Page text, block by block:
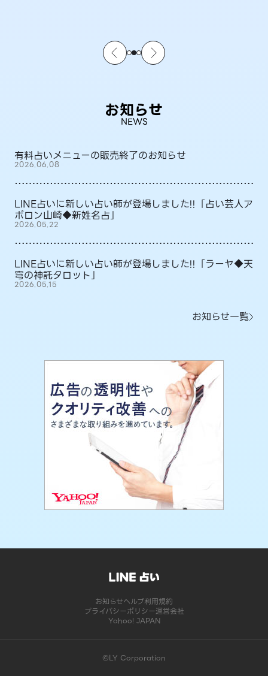
お知らせ
NEWS
有料占いメニューの販売終了のお知らせ
2026.06.08
LINE占いに新しい占い師が登場しました!!「占い芸人ア
ポロン山崎◆新姓名占」
2026.05.22
LINE占いに新しい占い師が登場しました!!「ラーヤ◆天
穹の神託タロット」
2026.05.15
お知らせ一覧
お知らせヘルプ利用規約
プライバシーポリシー運営会社
Yahoo! JAPAN
©LY Corporation
このコンテンツは掲載が終了しました | LINE占い